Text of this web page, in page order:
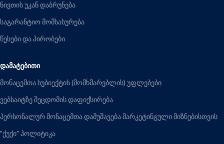
ნივთის უკან დაბრუნება
საგარანტიო მომსახურება
წესები და პირობები
ᲓᲐᲛᲐᲢᲔᲑᲘᲗᲘ
მონაცემთა სუბიექტის (მომხმარებლის) უფლებები
ვებსაიტზე შეცდომის დაფიქსირება
პერსონალურ მონაცემთა დამუშავება მარკეტინგული მიზნებისთვის
"ქუქი" პოლიტიკა